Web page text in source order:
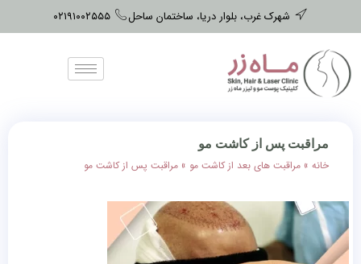
شهرک غرب، بلوار دریا، ساختمان ساحل ۰۲۱۹۱۰۰۲۵۵۵
مراقبت پس از کاشت مو
خانه » مراقبت های بعد از کاشت مو » مراقبت پس از کاشت مو